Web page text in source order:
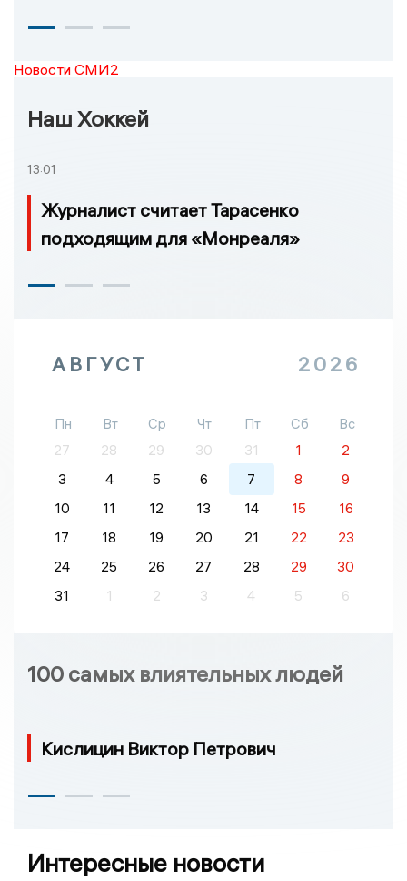
Новости СМИ2
Наш Хоккей
13:01
Журналист считает Тарасенко
подходящим для «Монреаля»
АВГУСТ 2026
Пн Вт Ср Чт Пт Сб
Вс
27
28 29 30 31 1
2
3
4 5 6 7 8
9
10
11 12 13 14 15
16
17
18 19 20 21 22
23
24
25 26 27 28 29
30
31
1 2 3 4 5 6
100 самых влиятельных людей
Кислицин Виктор Петрович
Интересные новости